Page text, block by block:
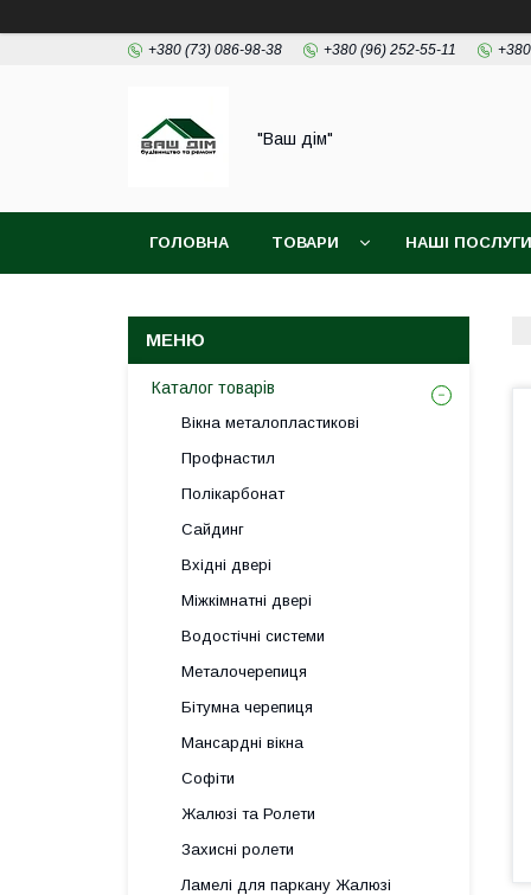
+380 (73) 086-98-38 +380 (96) 252-55-11
"Ваш дім"
ГОЛОВНА ТОВАРИ НАШІ ПОСЛУГИ
Каталог товарів
Вікна металопластикові
Профнастил
Полікарбонат
Сайдинг
Вхідні двері
Міжкімнатні двері
Водостічні системи
Металочерепиця
Бітумна черепиця
Мансардні вікна
Софіти
Жалюзі та Ролети
Захисні ролети
Ламелі для паркану Жалюзі